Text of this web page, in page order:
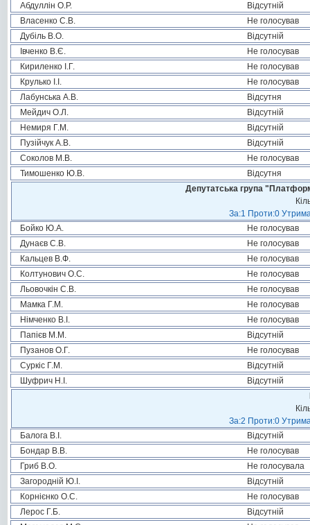
Абдуллін О.Р.
Відсутній
Власенко С.В.
Не голосував
Дубіль В.О.
Відсутній
Івченко В.Є.
Не голосував
Кириленко І.Г.
Не голосував
Крулько І.І.
Не голосував
Лабунська А.В.
Відсутня
Мейдич О.Л.
Відсутній
Немиря Г.М.
Відсутній
Пузійчук А.В.
Відсутній
Соколов М.В.
Не голосував
Тимошенко Ю.В.
Відсутня
Депутатська група
За:1 Проти:0
Бойко Ю.А.
Не голосував
Дунаєв С.В.
Не голосував
Кальцев В.Ф.
Не голосував
Колтунович О.С.
Не голосував
Льовочкін С.В.
Не голосував
Мамка Г.М.
Не голосував
Німченко В.І.
Не голосував
Папієв М.М.
Відсутній
Пузанов О.Г.
Не голосував
Суркіс Г.М.
Відсутній
Шуфрич Н.І.
Відсутній
За:2 Проти:0
Балога В.І.
Відсутній
Бондар В.В.
Не голосував
Гриб В.О.
Не голосувала
Загородній Ю.І.
Відсутній
Корнієнко О.С.
Не голосував
Лерос Г.Б.
Відсутній